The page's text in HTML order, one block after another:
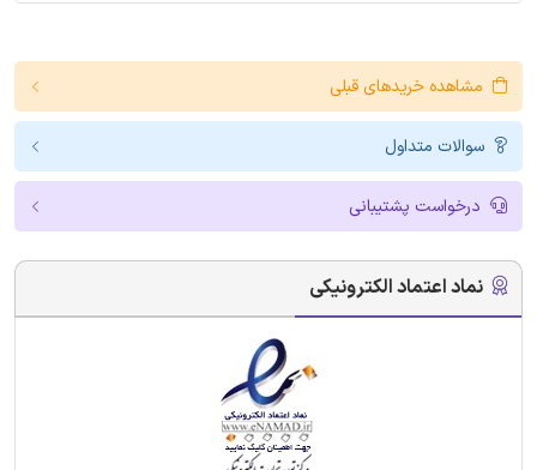
مشاهده خریدهای قبلی
سوالات متداول
درخواست پشتیبانی
نماد اعتماد الکترونیکی